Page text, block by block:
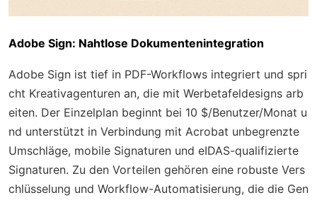
Adobe Sign: Nahtlose Dokumentenintegration
Adobe Sign ist tief in PDF-Workflows integriert und spri
cht Kreativagenturen an, die mit Werbetafeldesigns arb
eiten. Der Einzelplan beginnt bei 10 $/Benutzer/Monat u
nd unterstützt in Verbindung mit Acrobat unbegrenzte
Umschläge, mobile Signaturen und eIDAS-qualifizierte
Signaturen. Zu den Vorteilen gehören eine robuste Vers
chlüsselung und Workflow-Automatisierung, die die Gen